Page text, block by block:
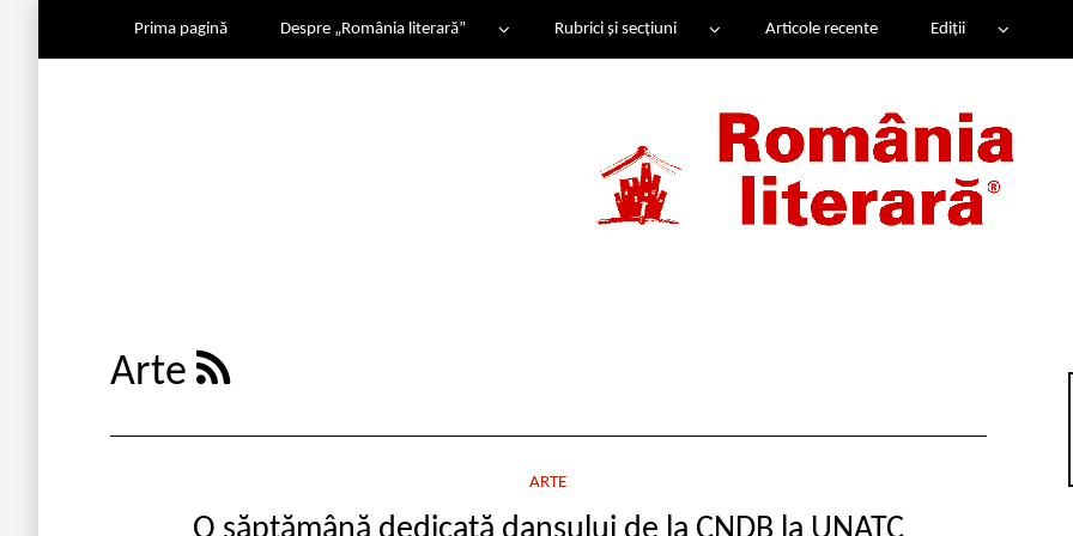
Prima pagină Despre „România literară” Rubrici și secțiuni Articole recente Ediții
Arte
ARTE